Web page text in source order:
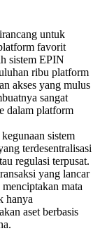
untuk
favorit
sistem EPIN
ribu platform
akses yang mulus
sangat
dalam platform
sistem
terdesentralisasi
regulasi terpusat.
yang lancar
mata
hanya
aset berbasis